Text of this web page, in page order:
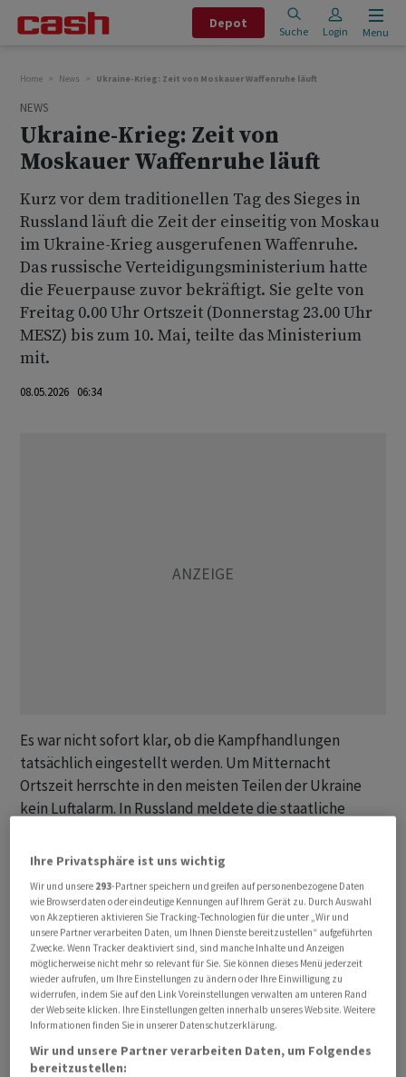
Depot
Suche Login Menu
Home News Ukraine-Krieg: Zeit von Moskauer Waffenruhe läuft
NEWS
Ukraine-Krieg: Zeit von
Moskauer Waffenruhe läuft
Kurz vor dem traditionellen Tag des Sieges in
Russland läuft die Zeit der einseitig von Moskau
im Ukraine-Krieg ausgerufenen Waffenruhe.
Das russische Verteidigungsministerium hatte
die Feuerpause zuvor bekräftigt. Sie gelte von
Freitag 0.00 Uhr Ortszeit (Donnerstag 23.00 Uhr
MESZ) bis zum 10. Mai, teilte das Ministerium
mit.
08.05.2026 06:34
Es war nicht sofort klar, ob die Kampfhandlungen
tatsächlich eingestellt werden. Um Mitternacht
Ortszeit herrschte in den meisten Teilen der Ukraine
kein Luftalarm. In Russland meldete die staatliche
vorübergehende Einschränkungen aus
Sie berief sich dabei auf die russische Luftfahrtbehörde
Rosawiazija.
Der ukrainische Präsident Wolodymyr Selenskyj hatte in
seiner Videobotschaft am Abend mit Blick auf die
Siegesparade in Moskau Vertreter Russland
nahestehender Staaten davor gewarnt, in die russische
Hauptstadt zu kommen. Kiew habe entsprechende
Ihre Privatsphäre ist uns wichtig
Wir und unsere 293-Partner speichern und greifen auf personenbezogene Daten
wie Browserdaten oder eindeutige Kennungen auf Ihrem Gerät zu. Durch Auswahl
von Akzeptieren aktivieren Sie Tracking-Technologien für die unter „Wir und
unsere Partner verarbeiten Daten, um Ihnen Dienste bereitzustellen“ aufgeführten
Zwecke. Wenn Tracker deaktiviert sind, sind manche Inhalte und Anzeigen
möglicherweise nicht mehr so relevant für Sie. Sie können dieses Menü jederzeit
wieder aufrufen, um Ihre Einstellungen zu ändern oder Ihre Einwilligung zu
widerrufen, indem Sie auf den Link Voreinstellungen verwalten am unteren Rand
der Webseite klicken. Ihre Einstellungen gelten innerhalb unseres Website. Weitere
Informationen finden Sie in unserer Datenschutzerklärung.
Wir und unsere Partner verarbeiten Daten, um Folgendes
bereitzustellen: